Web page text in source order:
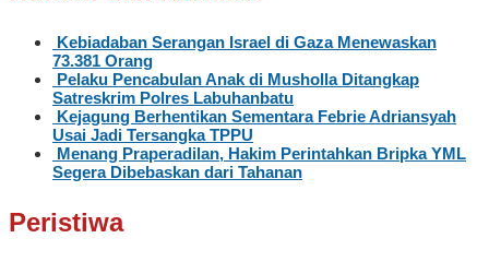
Kebiadaban Serangan Israel di Gaza Menewaskan
73.381 Orang
Pelaku Pencabulan Anak di Musholla Ditangkap
Satreskrim Polres Labuhanbatu
Kejagung Berhentikan Sementara Febrie Adriansyah
Usai Jadi Tersangka TPPU
Menang Praperadilan, Hakim Perintahkan Bripka YML
Segera Dibebaskan dari Tahanan
Peristiwa